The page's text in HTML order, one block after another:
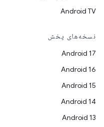
Android TV
نسخه‌های پخش
Android 17
Android 16
Android 15
Android 14
Android 13